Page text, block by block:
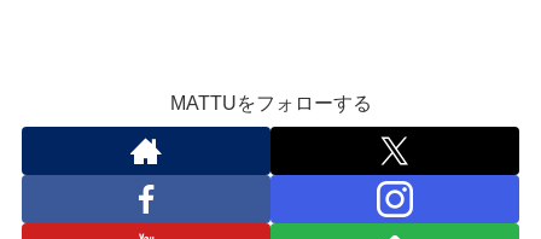
MATTUをフォローする